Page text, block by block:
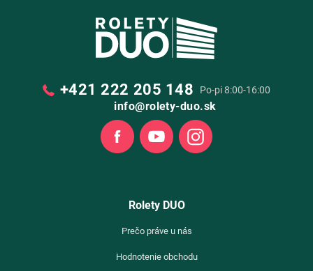
+421 222 205 148 Po-pi 8:00-16:00
info@rolety-duo.sk
Facebook Youtube
Rolety DUO
Prečo práve u nás
Hodnotenie obchodu